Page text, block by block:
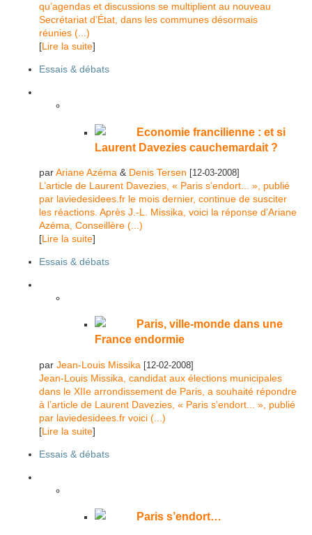
qu’agendas et discussions se multiplient au nouveau
Secrétariat d’État, dans les communes désormais
réunies (...)
[Lire la suite]
Essais & débats
Economie francilienne : et si
Laurent Davezies cauchemardait ?
parAriane Azéma & Denis Tersen [12-03-2008]
L’article de Laurent Davezies, « Paris s’endort... », publié
par laviedesidees.fr le mois dernier, continue de susciter
les réactions. Après J.-L. Missika, voici la réponse d’Ariane
Azéma, Conseillère (...)
[Lire la suite]
Essais & débats
Paris, ville-monde dans une
France endormie
par Jean-Louis Missika [12-02-2008]
Jean-Louis Missika, candidat aux élections municipales
dans le XIIe arrondissement de Paris, a souhaité répondre
à l’article de Laurent Davezies, « Paris s’endort... », publié
par laviedesidees.fr voici (...)
[Lire la suite]
Essais & débats
Paris s’endort…